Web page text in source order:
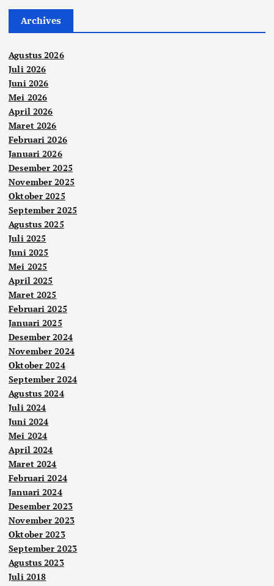
Archives
Agustus 2026
Juli 2026
Juni 2026
Mei 2026
April 2026
Maret 2026
Februari 2026
Januari 2026
Desember 2025
November 2025
Oktober 2025
September 2025
Agustus 2025
Juli 2025
Juni 2025
Mei 2025
April 2025
Maret 2025
Februari 2025
Januari 2025
Desember 2024
November 2024
Oktober 2024
September 2024
Agustus 2024
Juli 2024
Juni 2024
Mei 2024
April 2024
Maret 2024
Februari 2024
Januari 2024
Desember 2023
November 2023
Oktober 2023
September 2023
Agustus 2023
Juli 2018